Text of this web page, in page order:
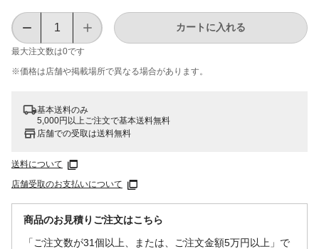
最大注文数は0です
カートに入れる
※価格は​店舗や​掲載場所で​異なる​場合が​あります。
基本送料のみ
5,000円以上ご注文で基本送料無料
店舗での受取は送料無料
送料について
店舗受取のお支払いについて
商品のお見積りご注文はこちら
「ご注文数が31個以上、または、ご注文金額5万円以上」で